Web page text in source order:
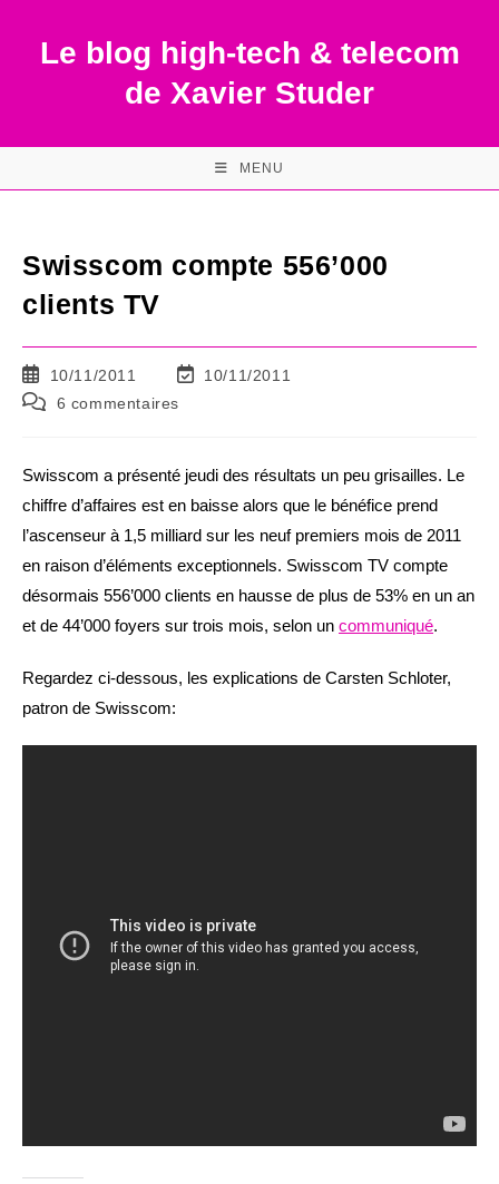
contentLe blog high-tech & telecom
de Xavier Studer
MENU
Swisscom compte 556’000
clients TV
Publication
publiée :
10/11/2011
Dernière
10/11/2011
Commentaires
6 commentaires
Swisscom a présenté jeudi des résultats un peu grisailles. Le
chiffre d’affaires est en baisse alors que le bénéfice prend
l’ascenseur à 1,5 milliard sur les neuf premiers mois de 2011
en raison d’éléments exceptionnels. Swisscom TV compte
désormais 556’000 clients en hausse de plus de 53% en un an
et de 44’000 foyers sur trois mois, selon un communiqué.
Regardez ci-dessous, les explications de Carsten Schloter,
patron de Swisscom: